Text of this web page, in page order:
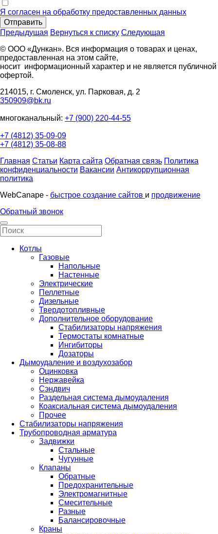
Я согласен на обработку предоставленных данных
Отправить
Предыдущая Вернуться к списку Следующая
© ООО «Дункан». Вся информация о товарах и ценах,
предоставленная на этом сайте,
носит информационный характер и не является публичной
офертой.
214015, г. Смоленск, ул. Парковая, д. 2
350909@bk.ru
многоканальный: +7 (900) 220-44-55
+7 (4812) 35-09-09
+7 (4812) 35-08-88
Главная Статьи Карта сайта Обратная связь Политика
конфиденциальности Вакансии Антикоррупционная
политика
WebCanape - быстрое создание сайтов и продвижение
Обратный звонок
Котлы
Газовые
Напольные
Настенные
Электрические
Пеллетные
Дизельные
Твердотопливные
Дополнительное оборудование
Стабилизаторы напряжения
Термостаты комнатные
Ингибиторы
Дозаторы
Дымоудаление и воздухозабор
Оцинковка
Нержавейка
Сэндвич
Раздельная система дымоудаления
Коаксиальная система дымоудаления
Прочее
Стабилизаторы напряжения
Трубопроводная арматура
Задвижки
Стальные
Чугунные
Клапаны
Обратные
Предохранительные
Электромагнитные
Смесительные
Разные
Балансировочные
Краны